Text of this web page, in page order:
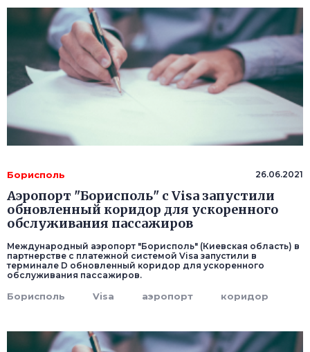
Борисполь 26.06.2021
Аэропорт "Борисполь" с Visa запустили
обновленный коридор для ускоренного
обслуживания пассажиров
Международный аэропорт "Борисполь" (Киевская область) в
партнерстве с платежной системой Visa запустили в
терминале D обновленный коридор для ускоренного
обслуживания пассажиров.
Борисполь Visa аэропорт коридор